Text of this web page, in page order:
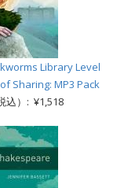
Library Level
Sharing: MP3 Pack
込）: ¥1,518